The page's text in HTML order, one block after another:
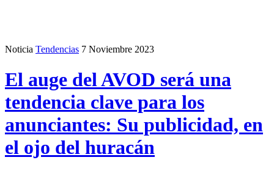
Noticia Tendencias 7 Noviembre 2023
El auge del AVOD será una
tendencia clave para los
anunciantes: Su publicidad, en
el ojo del huracán